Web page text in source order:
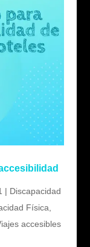
| Discapacidad
Física
accesibles